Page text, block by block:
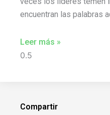
encuentran las palabras
Leer más »
Compartir